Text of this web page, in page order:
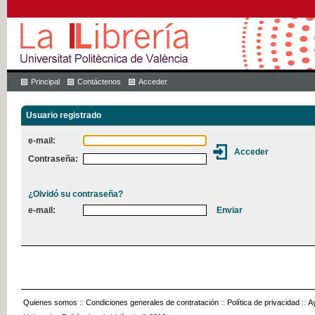
Principal Contáctenos Acceder
Usuario registrado
e-mail:
Contraseña:
¿Olvidó su contraseña?
e-mail:
Quienes somos :: Condiciones generales de contratación :: Política de privacidad ::